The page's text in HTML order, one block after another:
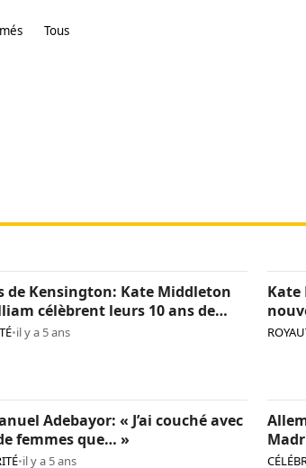
Tous
de Kensington: Kate Middleton
célèbrent leurs 10 ans de
(photos)
•il y a 5 ans
Kate
Adebayor: « J’ai couché avec
femmes que… »
•il y a 5 ans